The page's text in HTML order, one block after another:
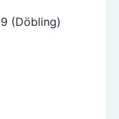
(Döbling)